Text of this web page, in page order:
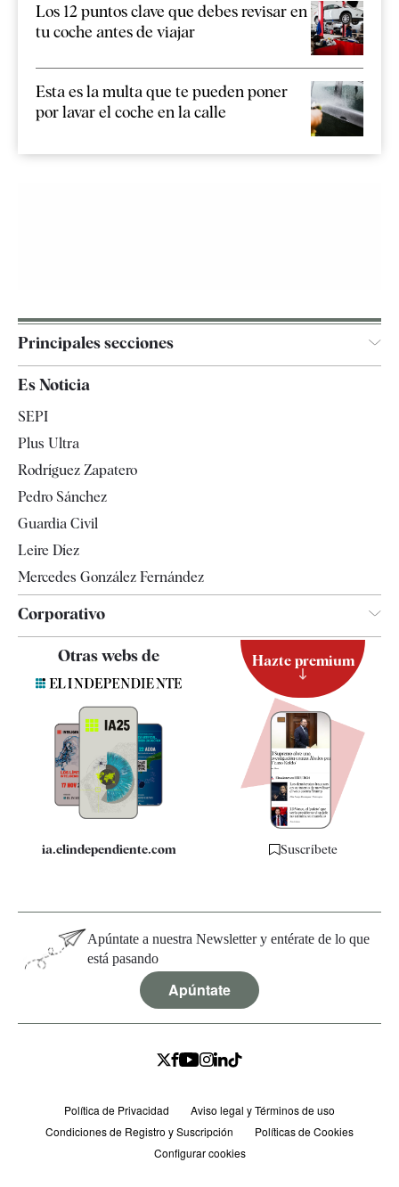
Los 12 puntos clave que debes revisar en
tu coche antes de viajar
Esta es la multa que te pueden poner
por lavar el coche en la calle
Principales secciones
Televisión
Es Noticia
SEPI
Plus Ultra
Rodríguez Zapatero
Pedro Sánchez
Guardia Civil
Leire Díez
Mercedes González Fernández
Corporativo
Quiénes somos
Especificaciones
Otras webs de
ia.elindependiente.com
Hazte premium
Suscríbete
Apúntate a nuestra Newsletter y entérate de lo que
está pasando
Apúntate
Política de Privacidad
Aviso legal y Términos de uso
Condiciones de Registro y Suscripción
Políticas de Cookies
Configurar cookies